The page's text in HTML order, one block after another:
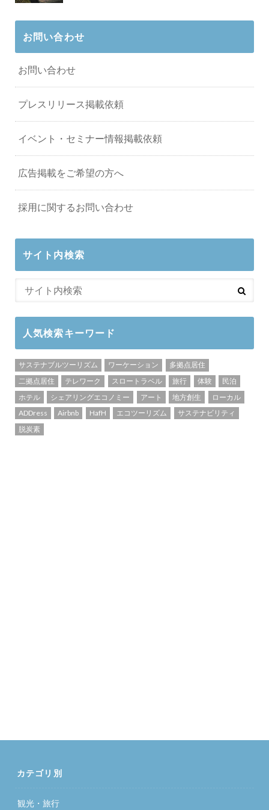
お問い合わせ
お問い合わせ
プレスリリース掲載依頼
イベント・セミナー情報掲載依頼
広告掲載をご希望の方へ
採用に関するお問い合わせ
サイト内検索
人気検索キーワード
サステナブルツーリズム ワーケーション
多拠点居住
二拠点居住
テレワーク スロートラベル 旅行 体験
民泊
ホテル
シェアリングエコノミー アート 地方創生
ローカル
ADDress
Airbnb HafH エコツーリズム
サステナビリティ
脱炭素
カテゴリ別
観光・旅行